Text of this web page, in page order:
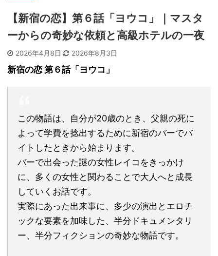
【新宿の恋】第６話「ヨウコ」｜マスタ
ーからの奇妙な依頼と高級ホテルの一夜
2026年4月8日 2026年8月3日
新宿の恋 第６話「ヨウコ」
この物語は、自分が20歳のとき、父親の死に
よって学費を捻出するために新宿のバーでバ
イトしたときから始まります。
バーで出会った謎の女性レイコをきっかけ
に、多くの女性と関わることで大人へと成長
していくお話です。
実際にあった出来事に、多少の演出とエロチ
ックな要素を加味した、半分ドキュメンタリ
ー、半分フィクションの奇妙な物語です。